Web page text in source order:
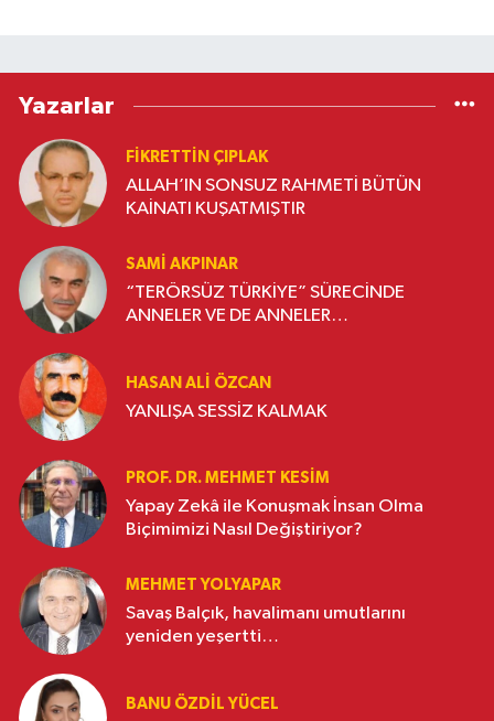
Yazarlar
FIKRETTIN ÇIPLAK
ALLAH’IN SONSUZ RAHMETİ BÜTÜN
KAİNATI KUŞATMIŞTIR
SAMI AKPINAR
“TERÖRSÜZ TÜRKİYE” SÜRECİNDE
ANNELER VE DE ANNELER…
HASAN ALI ÖZCAN
YANLIŞA SESSİZ KALMAK
PROF. DR. MEHMET KESIM
Yapay Zekâ ile Konuşmak İnsan Olma
Biçimimizi Nasıl Değiştiriyor?
MEHMET YOLYAPAR
Savaş Balçık, havalimanı umutlarını
yeniden yeşertti…
BANU ÖZDİL YÜCEL